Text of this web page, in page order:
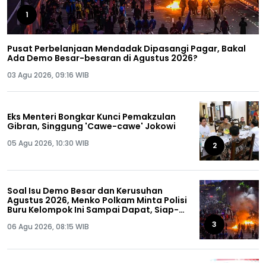
1
Pusat Perbelanjaan Mendadak Dipasangi Pagar, Bakal
Ada Demo Besar-besaran di Agustus 2026?
03 Agu 2026, 09:16 WIB
Eks Menteri Bongkar Kunci Pemakzulan
Gibran, Singgung 'Cawe-cawe' Jokowi
05 Agu 2026, 10:30 WIB 2
Soal Isu Demo Besar dan Kerusuhan
Agustus 2026, Menko Polkam Minta Polisi
Buru Kelompok Ini Sampai Dapat, Siap-
06 Agu 2026, 08:15 WIB 3